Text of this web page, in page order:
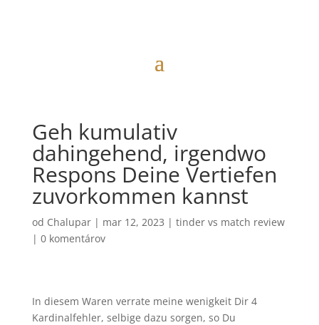
Geh kumulativ
dahingehend, irgendwo
Respons Deine Vertiefen
zuvorkommen kannst
od Chalupar| mar 12, 2023 | tinder vs match review
| 0 komentárov
In diesem Waren verrate meine wenigkeit Dir 4
Kardinalfehler, selbige dazu sorgen, so Du